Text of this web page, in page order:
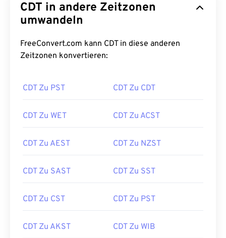
CDT in andere Zeitzonen
umwandeln
FreeConvert.com kann CDT in diese anderen
Zeitzonen konvertieren:
CDT Zu PST CDT Zu CDT
CDT Zu WET CDT Zu ACST
CDT Zu AEST CDT Zu NZST
CDT Zu SAST CDT Zu SST
CDT Zu CST CDT Zu PST
CDT Zu AKST CDT Zu WIB